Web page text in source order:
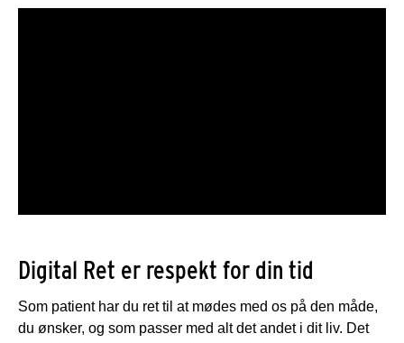
Digital Ret er respekt for din tid
Som patient har du ret til at mødes med os på den måde,
du ønsker, og som passer med alt det andet i dit liv. Det